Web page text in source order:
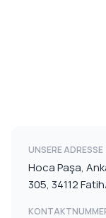
UNSERE ADRESSE
Hoca Paşa,
305, 34112